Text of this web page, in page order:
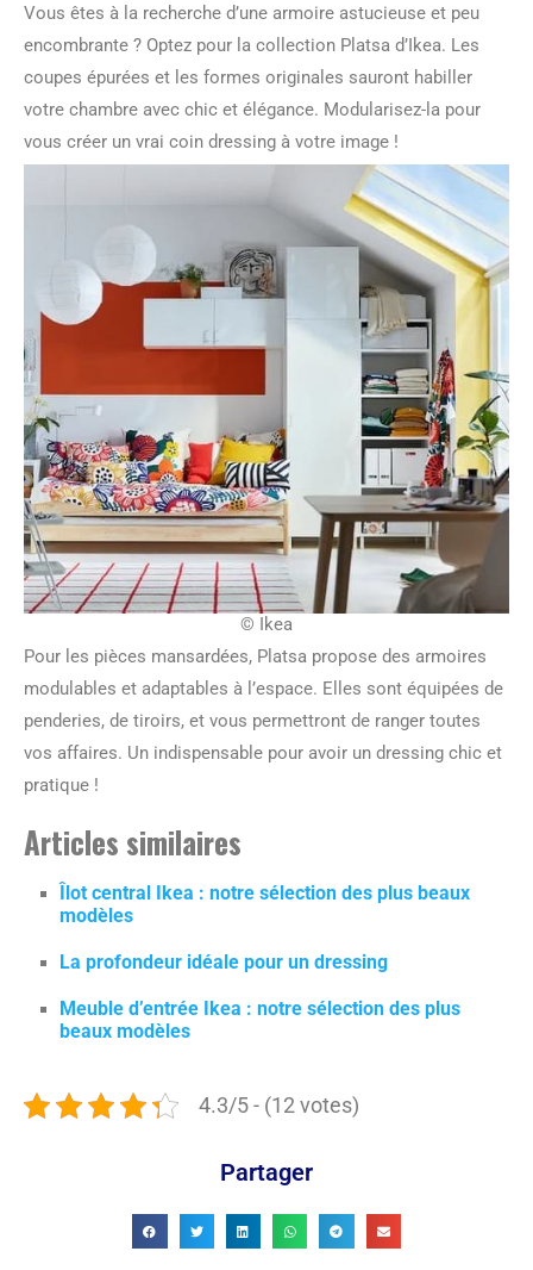
Vous êtes à la recherche d’une armoire astucieuse et peu
encombrante ? Optez pour la collection Platsa d’Ikea. Les
coupes épurées et les formes originales sauront habiller
votre chambre avec chic et élégance. Modularisez-la pour
vous créer un vrai coin dressing à votre image !
© Ikea
Pour les pièces mansardées, Platsa propose des armoires
modulables et adaptables à l’espace. Elles sont équipées de
penderies, de tiroirs, et vous permettront de ranger toutes
vos affaires. Un indispensable pour avoir un dressing chic et
pratique !
Articles similaires
Îlot central Ikea : notre sélection des plus beaux
modèles
La profondeur idéale pour un dressing
Meuble d’entrée Ikea : notre sélection des plus
beaux modèles
4.3/5 - (12 votes)
Partager